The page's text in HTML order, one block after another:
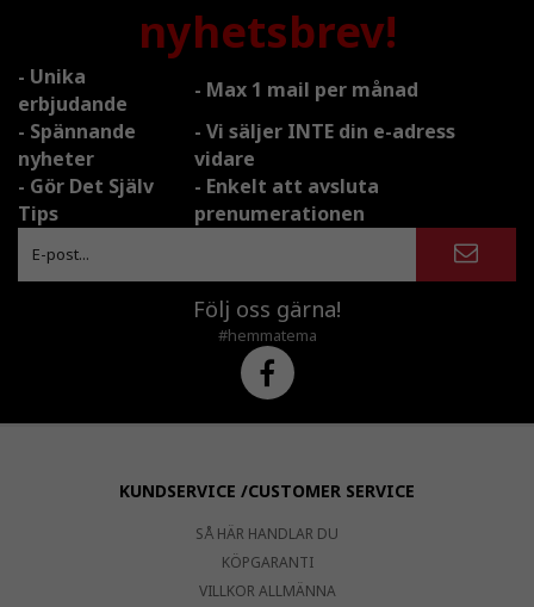
nyhetsbrev!
- Unika
erbjudande
- Max 1 mail per månad
- Spännande
nyheter
- Vi säljer INTE din e-adress
vidare
- Gör Det Själv
Tips
- Enkelt att avsluta
prenumerationen
Följ oss gärna!
#hemmatema
KUNDSERVICE /CUSTOMER SERVICE
SÅ HÄR HANDLAR DU
KÖPGARANTI
VILLKOR ALLMÄNNA